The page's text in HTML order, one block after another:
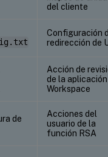
del cliente
Configuración
redirección de
Acción de
de la aplicación
Workspace
de
Acciones del
usuario de la
función RSA